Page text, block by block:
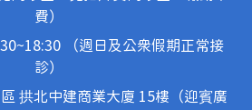
費）
（週日及公眾假期正常接
診）
拱北中建商業大廈 15樓（迎賓廣